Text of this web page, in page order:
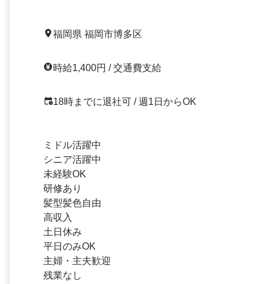
福岡県 福岡市博多区
時給1,400円 / 交通費支給
18時までに退社可 / 週1日からOK
ミドル活躍中
シニア活躍中
未経験OK
研修あり
髪型髪色自由
高収入
土日休み
平日のみOK
主婦・主夫歓迎
残業なし